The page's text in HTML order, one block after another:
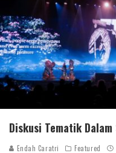
Diskusi Tematik
Endah Caratri Featured